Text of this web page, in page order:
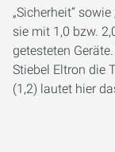
„Sicherheit“
sie mit 1,0 bzw.
getesteten
Stiebel Eltron die
(1,2) lautet hier